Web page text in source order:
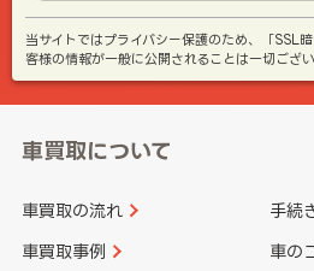
当サイトではプライバシー保護のため、「SSL
客様の情報が一般に公開されることは一切ござ
車買取について
車買取の流れ 手続
車買取事例 車の